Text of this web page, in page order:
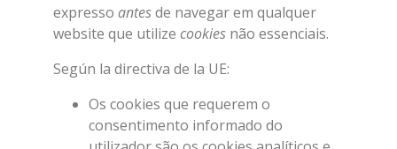
expresso antesde navegar em qualquer
website que utilize cookies não essenciais.
Según la directiva de la UE:
Os cookies que requerem o
consentimento informado do